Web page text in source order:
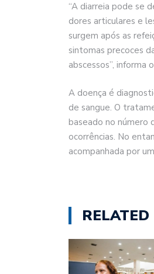
“A diarreia pode se
dores articulares e
surgem após as
sintomas precoces
abscessos”, informa
A doença é
de sangue. O
baseado no número
ocorrências. No
acompanhada por
RELATED